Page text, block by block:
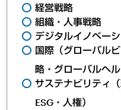
経営戦略
組織・人事戦略
デジタルイノベー
国際（グローバル
略・グローバルヘル
サステナビリティ
ESG・人権）